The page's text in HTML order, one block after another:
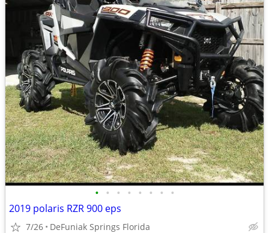
• • • • • • • •
2019 polaris RZR 900 eps
7/26 DeFuniak Springs Florida